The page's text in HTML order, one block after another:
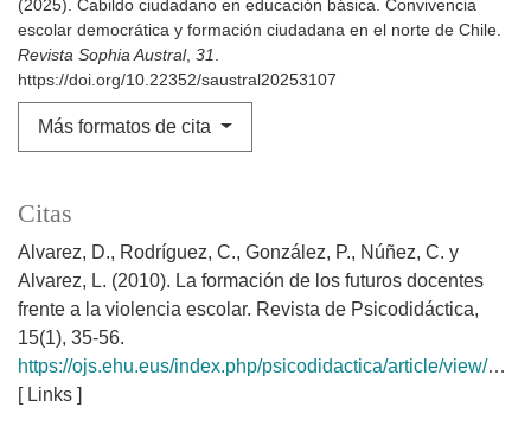
(2025). Cabildo ciudadano en educación básica. Convivencia
escolar democrática y formación ciudadana en el norte de Chile.
Revista Sophia Austral, 31.
https://doi.org/10.22352/saustral20253107
Más formatos de cita
Citas
Alvarez, D., Rodríguez, C., González, P., Núñez, C. y
Alvarez, L. (2010). La formación de los futuros docentes
frente a la violencia escolar. Revista de Psicodidáctica,
15(1), 35-56.
https://ojs.ehu.eus/index.php/psicodidactica/article/view/733
[ Links ]